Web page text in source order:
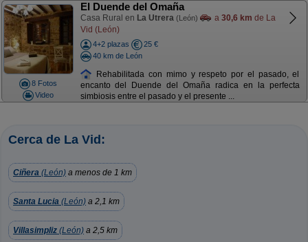
8 Fotos
Video
El Duende del Omaña
Casa Rural en La Utrera (León) a 30,6 km de La
Vid (León)
4+2 plazas
25 €
40 km de León
Rehabilitada con mimo y respeto por el pasado, el
encanto del Duende del Omaña radica en la perfecta
simbiosis entre el pasado y el presente ...
Cerca de La Vid:
Ciñera (León) a menos de 1 km
Santa Lucia (León) a 2,1 km
Villasimpliz (León) a 2,5 km